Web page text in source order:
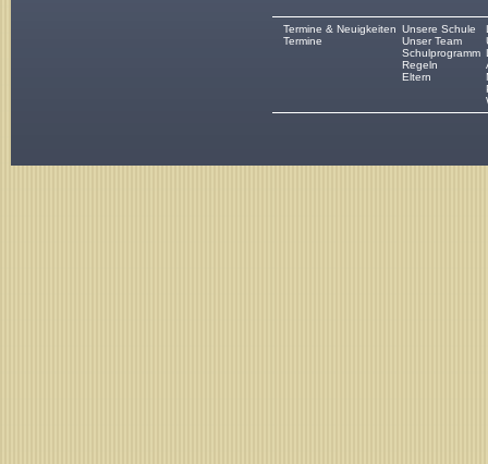
Termine & Neuigkeiten
Termine
Unsere Schule
Unser Team
Schulprogramm
Regeln
Eltern